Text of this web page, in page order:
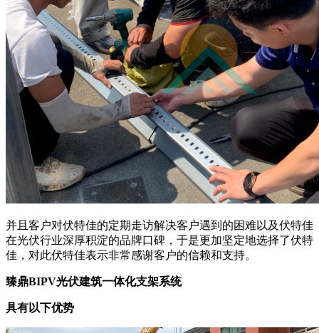
并且客户对伏特佳的定期走访解决客户遇到的困难以及伏特佳
在光伏行业深厚积淀的品牌口碑，于是更加坚定地选择了伏特
佳，对此伏特佳表示非常感谢客户的信赖和支持。
臻鼎BIPV光伏建筑一体化支架系统
具有以下优势